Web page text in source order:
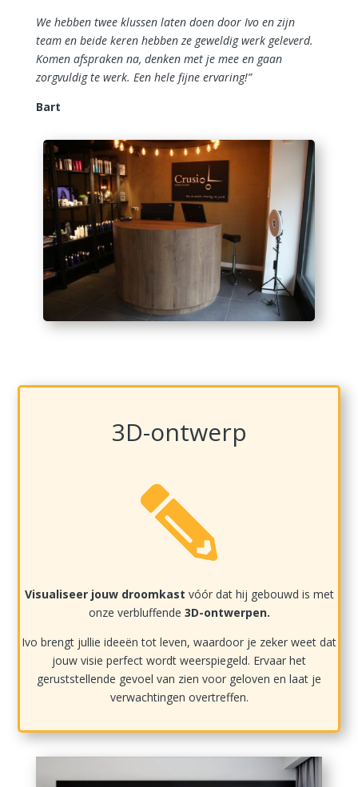
We hebben twee klussen laten doen door Ivo en zijn
team en beide keren hebben ze geweldig werk geleverd.
Komen afspraken na, denken met je mee en gaan
zorgvuldig te werk. Een hele fijne ervaring!”
Bart
3D-ontwerp

Visualiseer jouw droomkast vóór dat hij gebouwd is met
onze verbluffende 3D-ontwerpen.
Ivo brengt jullie ideeën tot leven, waardoor je zeker weet dat
jouw visie perfect wordt weerspiegeld. Ervaar het
geruststellende gevoel van zien voor geloven en laat je
verwachtingen overtreffen.